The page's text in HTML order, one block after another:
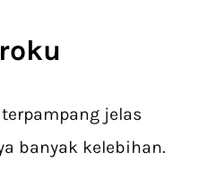
jelas
banyak kelebihan.